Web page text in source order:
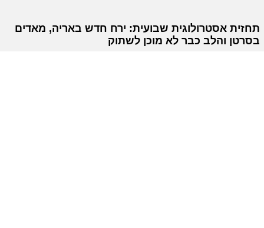
תחזית אסטרולוגית שבועית: ירח חדש באריה, מאדים
בסרטן והלב כבר לא מוכן לשתוק